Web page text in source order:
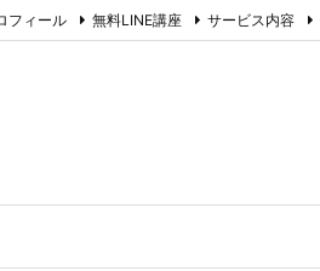
フィール 無料LINE講座 サービス内容